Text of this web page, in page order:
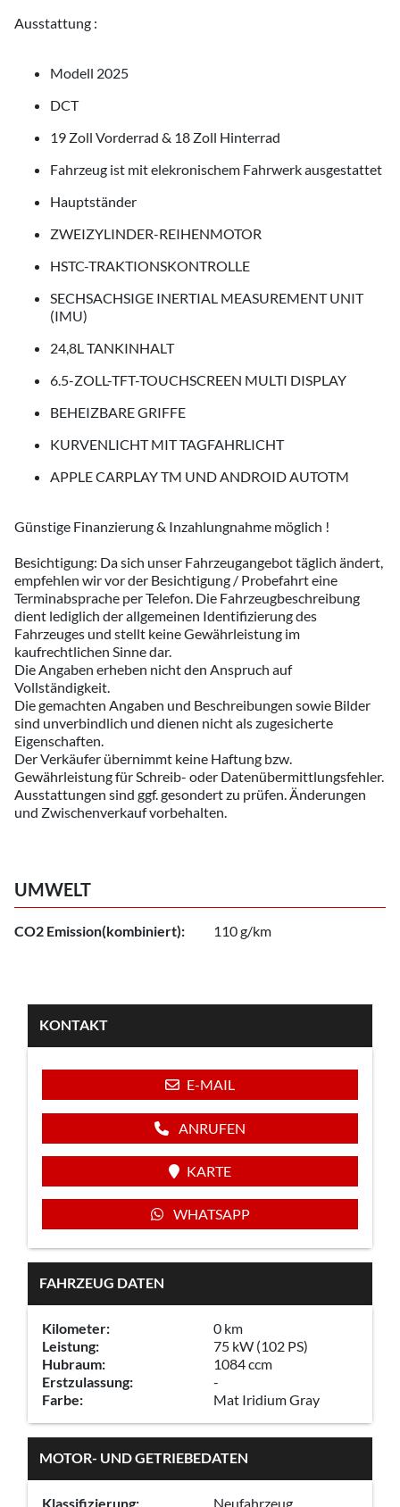
Ausstattung :
Modell 2025
DCT
19 Zoll Vorderrad & 18 Zoll Hinterrad
Fahrzeug ist mit elekronischem Fahrwerk ausgestattet
Hauptständer
ZWEIZYLINDER-REIHENMOTOR
HSTC-TRAKTIONSKONTROLLE
SECHSACHSIGE INERTIAL MEASUREMENT UNIT
(IMU)
24,8L TANKINHALT
6.5-ZOLL-TFT-TOUCHSCREEN MULTI DISPLAY
BEHEIZBARE GRIFFE
KURVENLICHT MIT TAGFAHRLICHT
APPLE CARPLAY TM UND ANDROID AUTOTM
Günstige Finanzierung & Inzahlungnahme möglich !
Besichtigung: Da sich unser Fahrzeugangebot täglich ändert,
empfehlen wir vor der Besichtigung / Probefahrt eine
Terminabsprache per Telefon. Die Fahrzeugbeschreibung
dient lediglich der allgemeinen Identifizierung des
Fahrzeuges und stellt keine Gewährleistung im
kaufrechtlichen Sinne dar.
Die Angaben erheben nicht den Anspruch auf
Vollständigkeit.
Die gemachten Angaben und Beschreibungen sowie Bilder
sind unverbindlich und dienen nicht als zugesicherte
Eigenschaften.
Der Verkäufer übernimmt keine Haftung bzw.
Gewährleistung für Schreib- oder Datenübermittlungsfehler.
Ausstattungen sind ggf. gesondert zu prüfen. Änderungen
und Zwischenverkauf vorbehalten.
UMWELT
CO2 Emission(kombiniert): 110 g/km
KONTAKT
E-MAIL
ANRUFEN
KARTE
WHATSAPP
FAHRZEUG DATEN
Kilometer:
0 km
Leistung:
75 kW (102 PS)
Hubraum:
1084 ccm
Erstzulassung:
-
Farbe:
Mat Iridium Gray
MOTOR- UND GETRIEBEDATEN
Klassifizierung: Neufahrzeug